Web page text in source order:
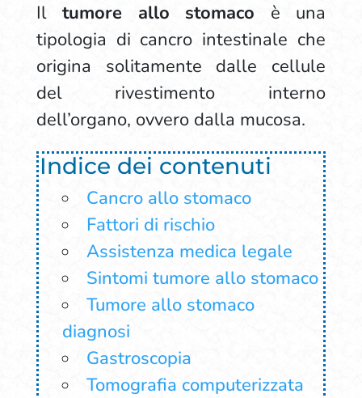
Iltumore allo stomaco è una
tipologia di cancro intestinale che
origina solitamente dalle cellule
del rivestimento interno
dell’organo, ovvero dalla mucosa.
Indice dei contenuti
Cancro allo stomaco
Fattori di rischio
Assistenza medica legale
Sintomi tumore allo stomaco
Tumore allo stomaco
diagnosi
Gastroscopia
Tomografia computerizzata